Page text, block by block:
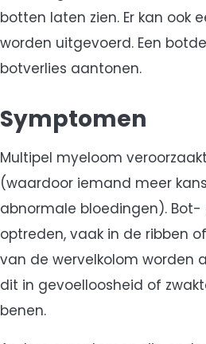
botten laten zien. Er kan ook
worden uitgevoerd. Een
botverlies aantonen.
Symptomen
Multipel myeloom
(waardoor iemand meer
abnormale bloedingen). Bot-
optreden, vaak in de ribben
van de wervelkolom worden
dit in gevoelloosheid of
benen.